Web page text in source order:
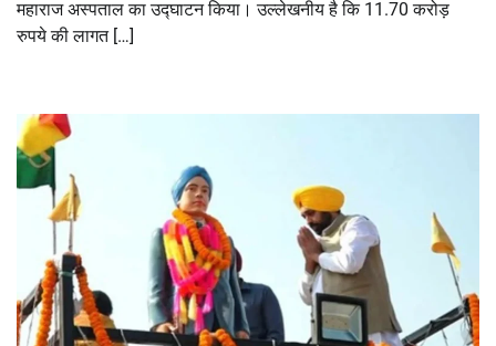
महाराज अस्पताल का उद्घाटन किया। उल्लेखनीय है कि 11.70 करोड़
रुपये की लागत […]